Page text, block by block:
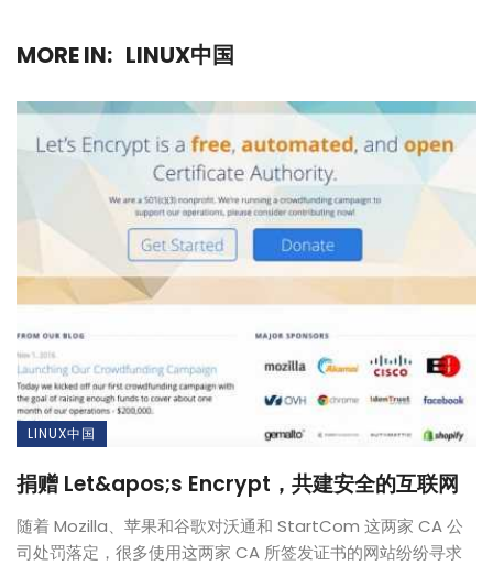
MORE IN: LINUX中国
LINUX中国
捐赠 Let&apos;s Encrypt，共建安全的互联网
随着 Mozilla、苹果和谷歌对沃通和 StartCom 这两家 CA 公
司处罚落定，很多使用这两家 CA 所签发证书的网站纷纷寻求